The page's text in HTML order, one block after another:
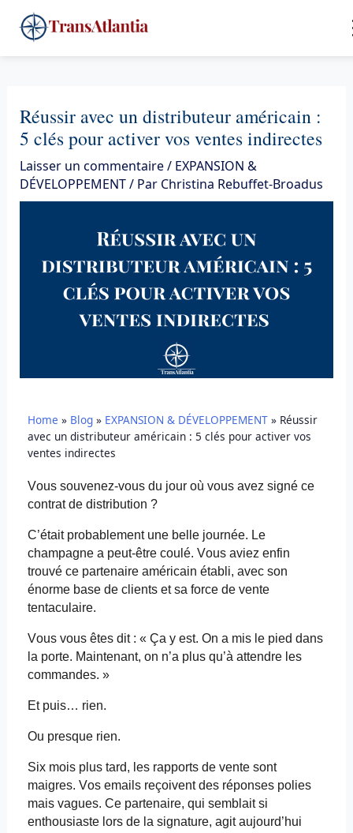
au
contenu
Réussir avec un distributeur américain :
5 clés pour activer vos ventes indirectes
Laisser un commentaire/ EXPANSION &
DÉVELOPPEMENT/ Par Christina Rebuffet-Broadus
Home » Blog» EXPANSION & DÉVELOPPEMENT» Réussir
avec un distributeur américain : 5 clés pour activer vos
ventes indirectes
Vous souvenez-vous du jour où vous avez signé ce
contrat de distribution ?
C’était probablement une belle journée. Le
champagne a peut-être coulé. Vous aviez enfin
trouvé ce partenaire américain établi, avec son
énorme base de clients et sa force de vente
tentaculaire.
Vous vous êtes dit : « Ça y est. On a mis le pied dans
la porte. Maintenant, on n’a plus qu’à attendre les
commandes. »
Et puis… rien.
Ou presque rien.
Six mois plus tard, les rapports de vente sont
maigres. Vos emailsreçoivent des réponses polies
mais vagues. Ce partenaire, qui semblait si
enthousiaste lors de la signature, agit aujourd’hui